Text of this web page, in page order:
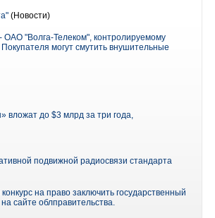
(Новости)
"Волга-Телеком", контролируемому
могут смутить внушительные
вложат до $3 млрд за три года,
подвижной радиосвязи стандарта
на право заключить государственный
сайте облправительства.